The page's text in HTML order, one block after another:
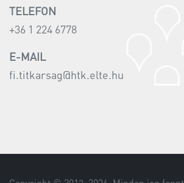
TELEFON
+36 1 224 6778
E-MAIL
fi.titkarsag@htk.elte.hu